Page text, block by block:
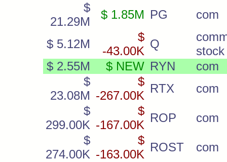
$
21.29M
$ 1.85M PG com
$ 5.12M
$
-43.00K
Q
stock
$ 2.55M
$ NEW RYN
com
$
23.08M
$
-267.00K
RTX
com
$
299.00K
$
-167.00K
ROP
com
$
274.00K
$
-163.00K
ROST
com